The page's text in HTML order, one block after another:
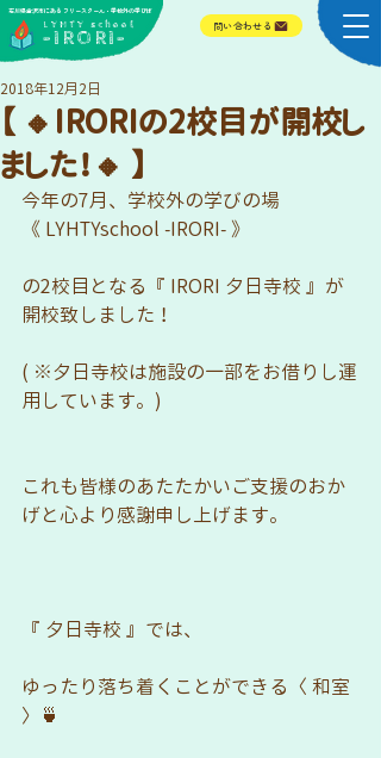
問い合わせる
​LYHTY school
-IRORI-
​石川県金沢市にある フリースクール・学校外の学びば
【 🔸IRORIの2校目が開校し
ました！🔸 】
2018年12月2日
今年の7月、学校外の学びの場
《 LYHTYschool -IRORI- 》
の2校目となる『 IRORI 夕日寺校 』が
開校致しました！
( ※夕日寺校は施設の一部をお借りし運
用しています。)
これも皆様のあたたかいご支援のおか
げと心より感謝申し上げます。
『 夕日寺校 』では、
ゆったり落ち着くことができる〈 和室
〉🍵